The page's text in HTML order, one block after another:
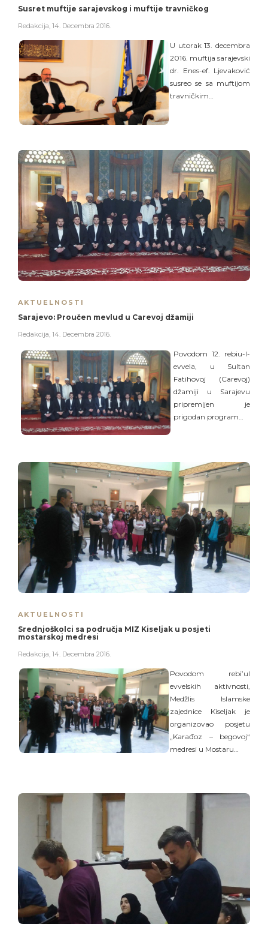
Susret muftije sarajevskog i muftije travničkog
Redakcija, 14. Decembra 2016.
U utorak 13. decembra
2016. muftija sarajevski
dr. Enes-ef. Ljevaković
susreo se sa muftijom
travničkim…
AKTUELNOSTI
Sarajevo: Proučen mevlud u Carevoj džamiji
Redakcija, 14. Decembra 2016.
Povodom 12. rebiu-l-
evvela, u Sultan
Fatihovoj (Carevoj)
džamiji u Sarajevu
pripremljen je
prigodan program…
AKTUELNOSTI
Srednjoškolci sa područja MIZ Kiseljak u posjeti
mostarskoj medresi
Redakcija, 14. Decembra 2016.
Povodom rebi’ul
evvelskih aktivnosti,
Medžlis Islamske
zajednice Kiseljak je
organizovao posjetu
„Karađoz – begovoj“
medresi u Mostaru…